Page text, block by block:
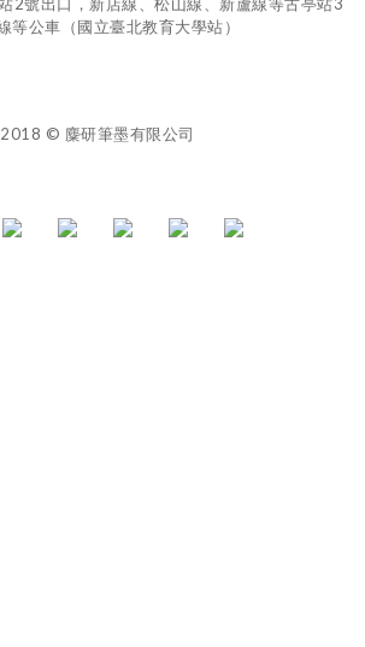
公車（國立臺北教育大學站）
2018 © 麋研筆墨有限公司